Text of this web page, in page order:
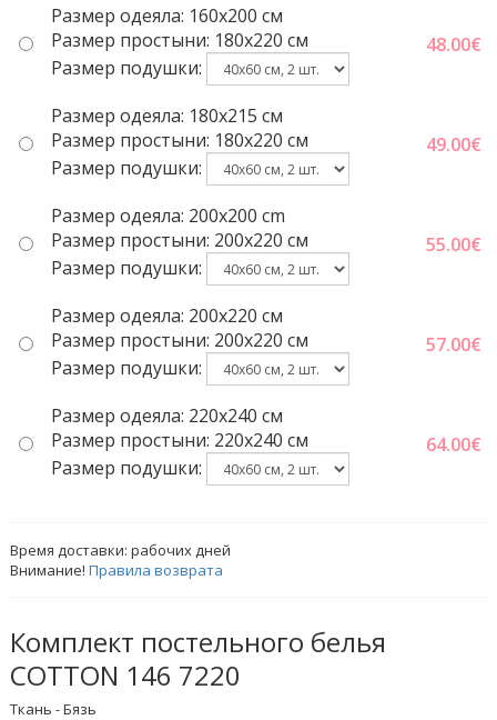
Размер одеяла: 160x200 см
Размер простыни: 180x220 cм
Размер подушки:
48.00€
Размер одеяла: 180x215 см
Размер простыни: 180x220 cм
Размер подушки:
49.00€
Размер одеяла: 200x200 cm
Размер простыни: 200x220 cм
Размер подушки:
55.00€
Размер одеяла: 200x220 cм
Размер простыни: 200x220 cм
Размер подушки:
57.00€
Размер одеяла: 220x240 cм
Размер простыни: 220x240 cм
Размер подушки:
64.00€
Время доставки:рабочих дней
Внимание!Правила возврата
Комплект постельного белья
COTTON 146 7220
Ткань - Бязь